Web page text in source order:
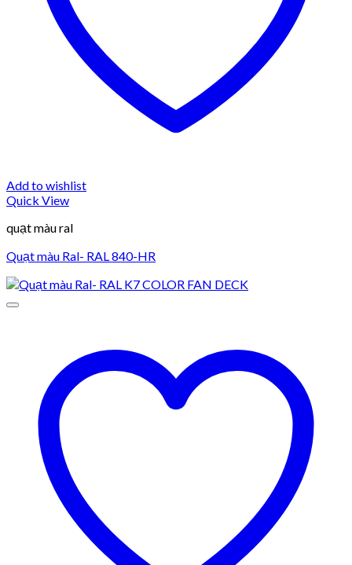
Add to wishlist
Quick View
quạt màu ral
Quạt màu Ral- RAL 840-HR